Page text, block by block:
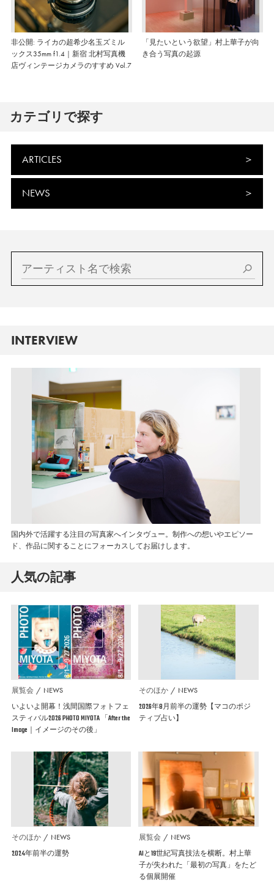
非公開: ライカの超希少名玉ズミル
ックス35mm f1.4｜新宿 北村写真機
店ヴィンテージカメラのすすめ Vol.7
「見たいという欲望」村上華子が向
き合う写真の起源
カテゴリで探す
ARTICLES
NEWS
INTERVIEW
国内外で活躍する注目の写真家へインタヴュー。制作への想いやエピソー
ド、作品に関することにフォーカスしてお届けします。
人気の記事
展覧会 NEWS
いよいよ開幕！浅間国際フォトフェ
スティバル2026 PHOTO MIYOTA 「After the
Image｜イメージのその後」
そのほか NEWS
2026年8月前半の運勢【マコのポジ
ティブ占い】
そのほか NEWS
2024年前半の運勢
展覧会 NEWS
AIと19世紀写真技法を横断。村上華
子が失われた「最初の写真」をたど
る個展開催